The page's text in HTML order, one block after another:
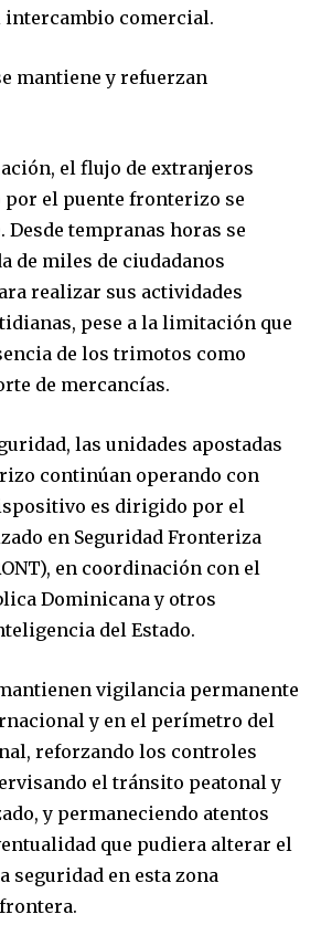
intercambio comercial.
mantiene y refuerzan
el flujo de extranjeros
por el puente fronterizo se
Desde tempranas horas se
de miles de ciudadanos
realizar sus actividades
pese a la limitación que
de los trimotos como
de mercancías.
las unidades apostadas
continúan operando con
es dirigido por el
en Seguridad Fronteriza
en coordinación con el
Dominicana y otros
del Estado.
vigilancia permanente
y en el perímetro del
reforzando los controles
el tránsito peatonal y
y permaneciendo atentos
que pudiera alterar el
seguridad en esta zona